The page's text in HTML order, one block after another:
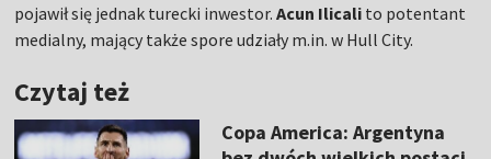
pojawił się jednak turecki inwestor. Acun Ilicali to potentant
medialny, mający także spore udziały m.in. w Hull City.
Czytaj też
Copa America: Argentyna